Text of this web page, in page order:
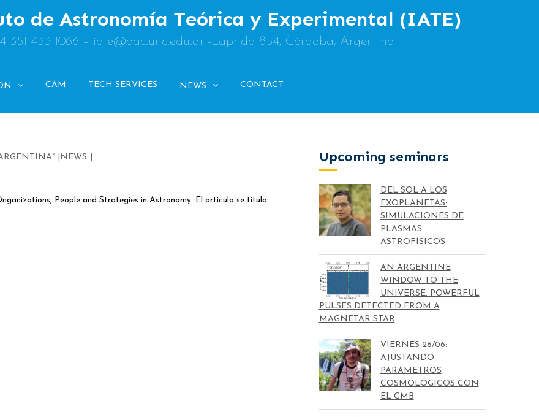
de Astronomía Teórica y Experimental (IATE)
351 433 1066 – iate@oac.unc.edu.ar -Laprida 854, Córdoba, Argentina
CAM TECH SERVICES NEWS CONTACT
NEWS
People and Strategies in Astronomy. El artículo se titula:
Upcoming seminars
DEL SOL A LOS
EXOPLANETAS:
SIMULACIONES DE
PLASMAS
ASTROFÍSICOS
AN ARGENTINE
WINDOW TO THE
UNIVERSE: POWERFUL
PULSES DETECTED FROM A
MAGNETAR STAR
VIERNES 26/06:
AJUSTANDO
PARÁMETROS
COSMOLÓGICOS CON
EL CMB